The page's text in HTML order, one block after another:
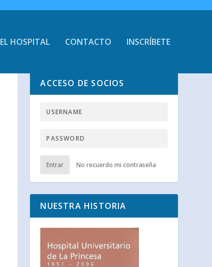
HOSPITAL CONTACTO INSCRÍBETE
ACCESO DE SOCIOS
Entrar No recuerdo mi contraseña
NUESTRA HISTORIA